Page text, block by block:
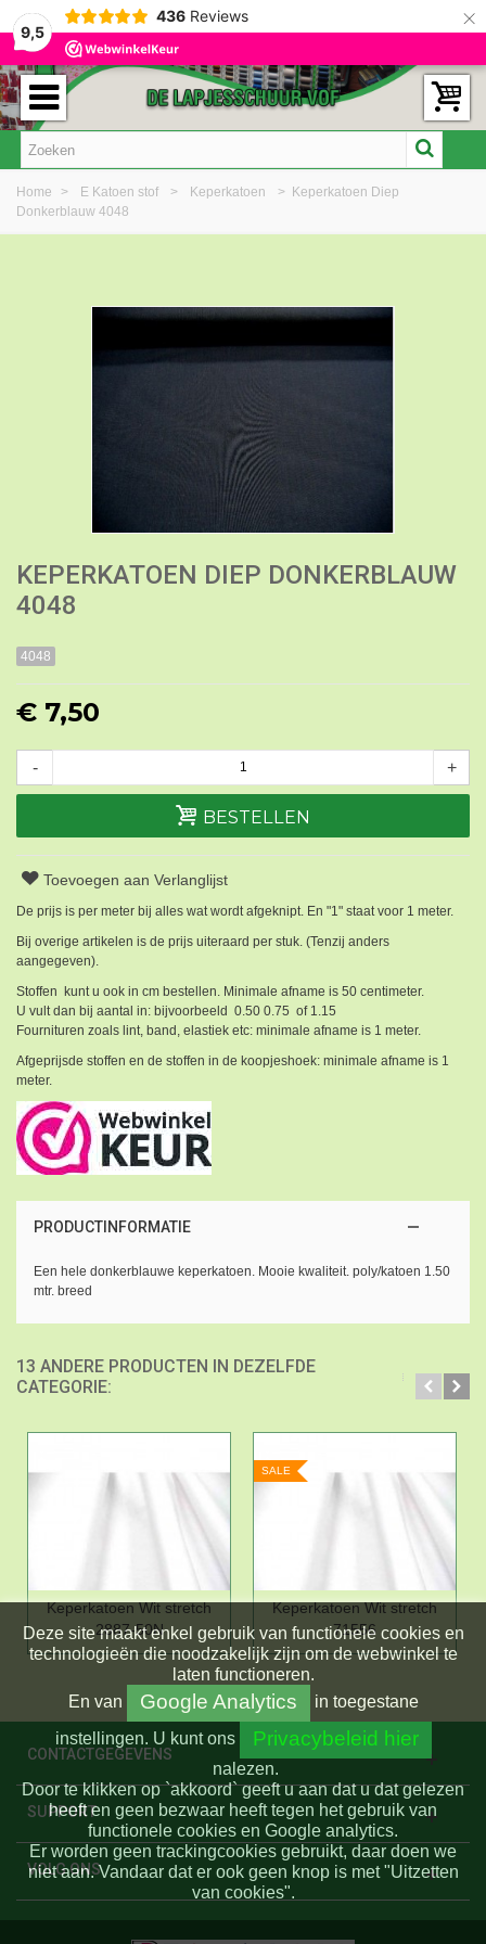
9,5
436 Reviews ×
Home > E Katoen stof > Keperkatoen > Keperkatoen Diep
Donkerblauw 4048
KEPERKATOEN DIEP DONKERBLAUW
4048
4048
€ 7,50
- +
BESTELLEN
Toevoegen aan Verlanglijst
De prijs is per meter bij alles wat wordt afgeknipt. En "1" staat voor 1 meter.
Bij overige artikelen is de prijs uiteraard per stuk. (Tenzij anders
aangegeven).
Stoffen kunt u ook in cm bestellen. Minimale afname is 50 centimeter.
U vult dan bij aantal in: bijvoorbeeld 0.50 0.75 of 1.15
Fournituren zoals lint, band, elastiek etc: minimale afname is 1 meter.
Afgeprijsde stoffen en de stoffen in de koopjeshoek: minimale afname is 1
meter.
PRODUCTINFORMATIE
Een hele donkerblauwe keperkatoen. Mooie kwaliteit. poly/katoen 1.50
mtr. breed
13 ANDERE PRODUCTEN IN DEZELFDE
CATEGORIE:
Keperkatoen Wit stretch
2887-50N
SALE
Keperkatoen Wit stretch
71556
CONTACTGEGEVENS
SUPPORT
VOLG ONS
Deze site maakt enkel gebruik van functionele cookies en
technologieën die noodzakelijk zijn om de webwinkel te
laten functioneren.
En van Google Analytics
in toegestane
instellingen. U kunt ons Privacybeleid hier
nalezen.
Door te klikken op `akkoord` geeft u aan dat u dat gelezen
heeft en geen bezwaar heeft tegen het gebruik van
functionele cookies en Google analytics.
Er worden geen trackingcookies gebruikt, daar doen we
niet aan. Vandaar dat er ook geen knop is met "Uitzetten
van cookies".